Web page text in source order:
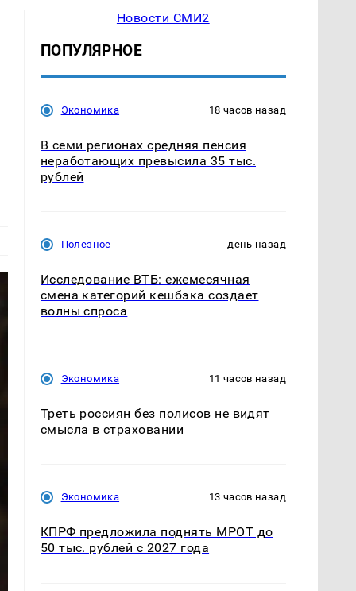
Новости СМИ2
ПОПУЛЯРНОЕ
Экономика 18 часов назад
В семи регионах средняя пенсия
неработающих превысила 35 тыс.
рублей
Полезное день назад
Исследование ВТБ: ежемесячная
смена категорий кешбэка создает
волны спроса
Экономика 11 часов назад
Треть россиян без полисов не видят
смысла в страховании
Экономика 13 часов назад
КПРФ предложила поднять МРОТ до
50 тыс. рублей с 2027 года